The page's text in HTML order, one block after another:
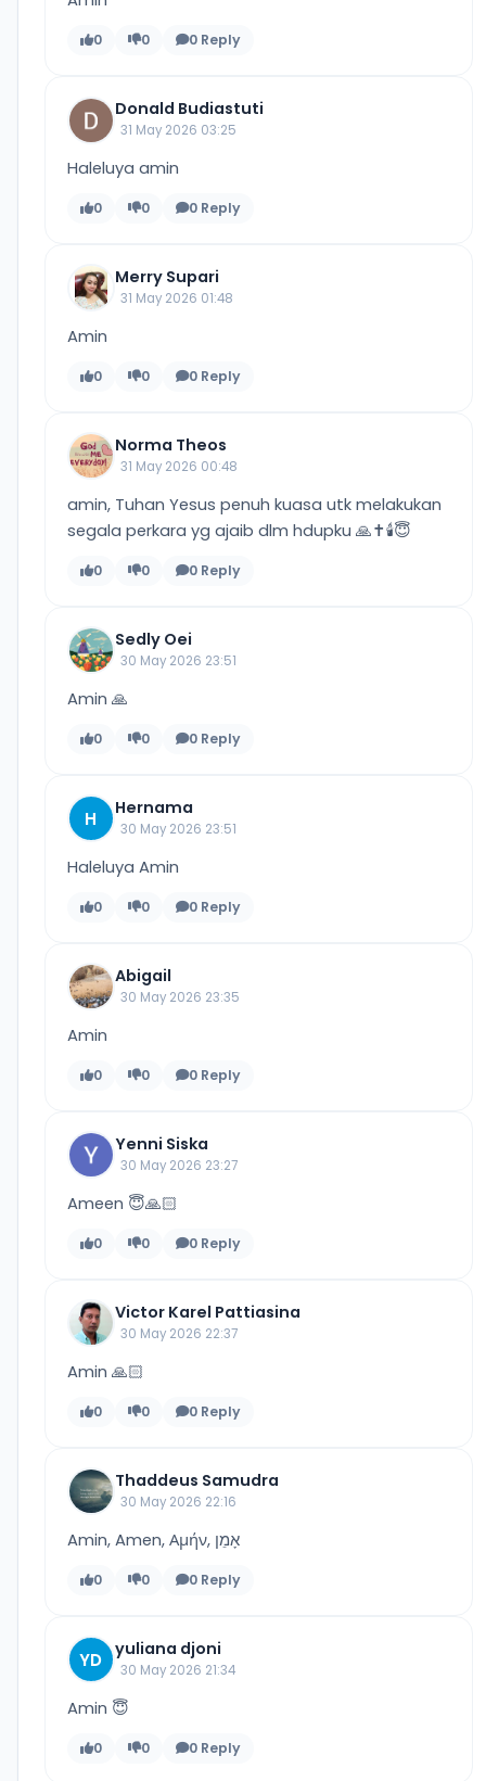
0 0 0 Reply
Donald Budiastuti
31 May 2026 03:25
Haleluya amin
0 0 0 Reply
Merry Supari
31 May 2026 01:48
Amin
0 0 0 Reply
Norma Theos
31 May 2026 00:48
amin, Tuhan Yesus penuh kuasa utk melakukan
segala perkara yg ajaib dlm hdupku 🙏✝️🕯😇
0 0 0 Reply
Sedly Oei
30 May 2026 23:51
Amin 🙏
0 0 0 Reply
H Hernama
30 May 2026 23:51
Haleluya Amin
0 0 0 Reply
Abigail
30 May 2026 23:35
Amin
0 0 0 Reply
Yenni Siska
30 May 2026 23:27
Ameen 😇🙏🏻
0 0 0 Reply
Victor Karel Pattiasina
30 May 2026 22:37
Amin 🙏🏻
0 0 0 Reply
Thaddeus Samudra
30 May 2026 22:16
Amin, Amen, Αμήν, אָמֵן
0 0 0 Reply
YD yuliana djoni
30 May 2026 21:34
Amin 😇
0 0 0 Reply